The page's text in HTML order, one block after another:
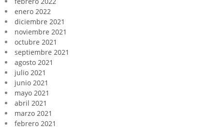
enero 2022
diciembre 2021
noviembre 2021
octubre 2021
septiembre 2021
agosto 2021
julio 2021
junio 2021
mayo 2021
abril 2021
marzo 2021
febrero 2021